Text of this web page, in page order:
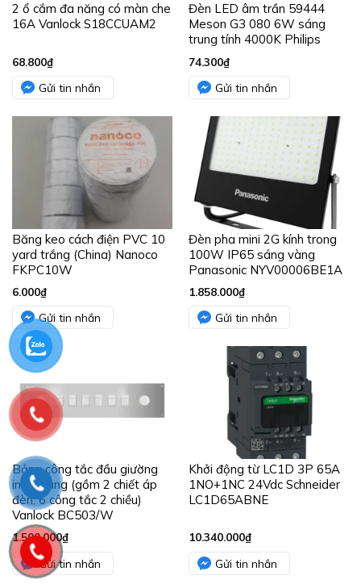
2 ổ cắm đa năng có màn che
16A Vanlock S18CCUAM2
68.800₫
Gửi tin nhắn
Đèn LED âm trần 59444
Meson G3 080 6W sáng
trung tính 4000K Philips
74.300₫
Gửi tin nhắn
Băng keo cách điện PVC 10
yard trắng (China) Nanoco
FKPC10W
6.000₫
Gửi tin nhắn
Đèn pha mini 2G kính trong
100W IP65 sáng vàng
Panasonic NYV00006BE1A
1.858.000₫
Gửi tin nhắn
Bảng công tắc đầu giường
inox trắng (gồm 2 chiết áp
đèn, 6 công tắc 2 chiều)
Vanlock BC503/W
1.500.000₫
Gửi tin nhắn
Khởi động từ LC1D 3P 65A
1NO+1NC 24Vdc Schneider
LC1D65ABNE
10.340.000₫
Gửi tin nhắn